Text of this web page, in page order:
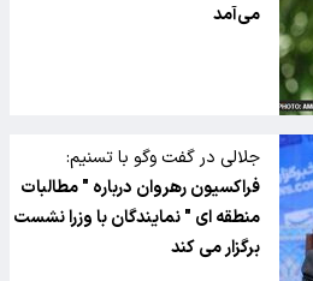
می‌آمد
جلالی در گفت وگو با تسنیم:
فراکسیون رهروان درباره " مطالبات
منطقه ای " نمایندگان با وزرا نشست
برگزار می کند